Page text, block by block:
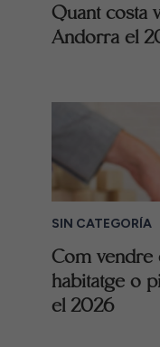
Quant costa
Andorra el
SIN CATEGORÍA
Com vendre
habitatge o
el 2026